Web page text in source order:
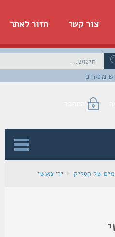
חזור לאתר צור קשר
התחבר
הסליק ירי מעשי